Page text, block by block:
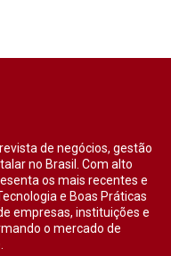
de negócios, gestão
no Brasil. Com alto
os mais recentes e
e Boas Práticas
empresas, instituições e
o mercado de